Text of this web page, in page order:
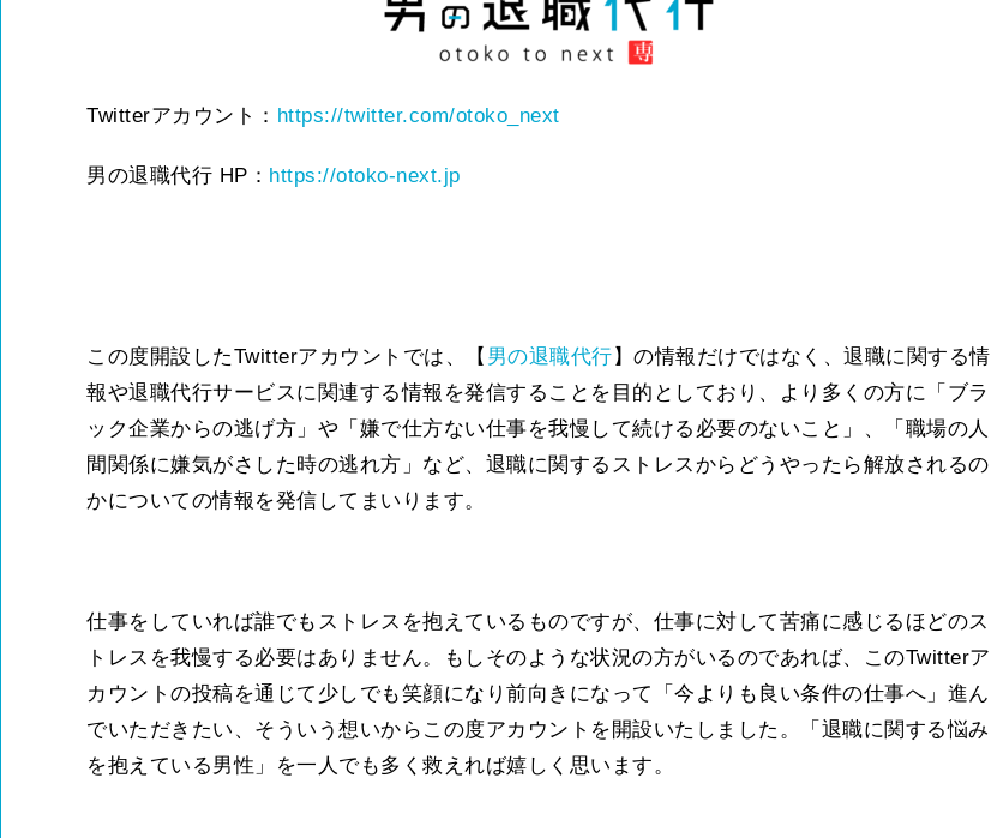
Twitterアカウント： https://twitter.com/otoko_next
男の退職代行 HP： https://otoko-next.jp
この度開設したTwitterアカウントでは、【 男の退職代行 】の情報だけではなく、退職に関する情
報や退職代行サービスに関連する情報を発信することを目的としており、より多くの方に「ブラ
ック企業からの逃げ方」や「嫌で仕方ない仕事を我慢して続ける必要のないこと」、「職場の人
間関係に嫌気がさした時の逃れ方」など、退職に関するストレスからどうやったら解放されるの
かについての情報を発信してまいります。
仕事をしていれば誰でもストレスを抱えているものですが、仕事に対して苦痛に感じるほどのス
トレスを我慢する必要はありません。もしそのような状況の方がいるのであれば、このTwitterア
カウントの投稿を通じて少しでも笑顔になり前向きになって「今よりも良い条件の仕事へ」進ん
でいただきたい、そういう想いからこの度アカウントを開設いたしました。「退職に関する悩み
を抱えている男性」を一人でも多く救えれば嬉しく思います。